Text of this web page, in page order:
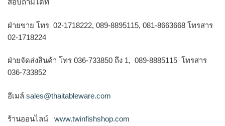
สอบถามได้ที่
ฝ่ายขาย โทร 02-1718222, 089-8895115, 081-8663668 โทรสาร
02-1718224
ฝ่ายจัดส่งสินค้า โทร 036-733850 ถึง 1, 089-8885115 โทรสาร
036-733852
อีเมล์ sales@thaitableware.com
ร้านออนไลน์ www.twinfishshop.com